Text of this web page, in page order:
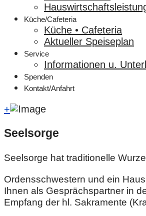
Küche/Cafeteria
Küche • Cafeteria
Aktueller Speiseplan
Service
Informationen u.
Spenden
Kontakt/Anfahrt
+
Seelsorge
Seelsorge hat traditionelle
Ordensschwestern und ein
Ihnen als Gesprächspartner in
Empfang der hl. Sakramente